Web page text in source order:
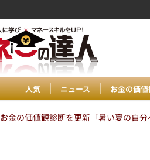
人気 ニュース お金の価
お金の価値観診断を更新「暑い夏の自